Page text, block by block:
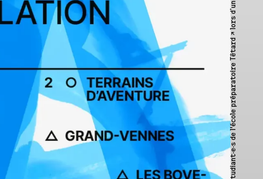
Têtard ↗︎
lors d’un